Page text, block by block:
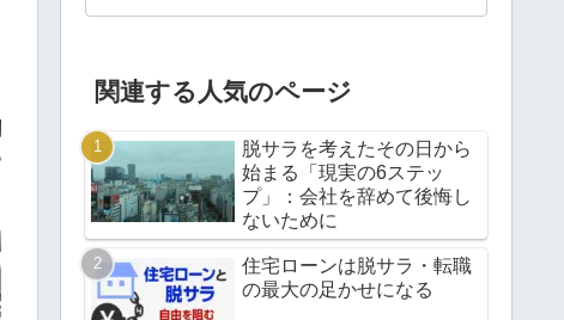
関連する人気のページ
脱サラを考えたその日から
始まる「現実の6ステッ
プ」：会社を辞めて後悔し
ないために
住宅ローンは脱サラ・転職
の最大の足かせになる